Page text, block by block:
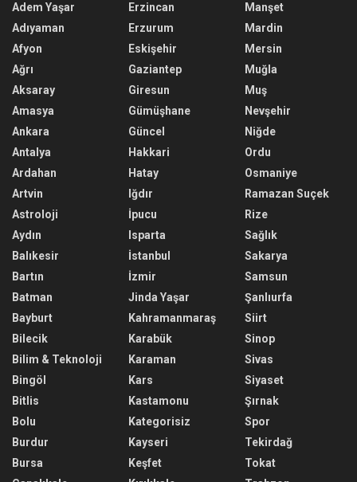
Adem Yaşar
Adıyaman
Afyon
Ağrı
Aksaray
Amasya
Ankara
Antalya
Ardahan
Artvin
Astroloji
Aydın
Balıkesir
Bartın
Batman
Bayburt
Bilecik
Bilim & Teknoloji
Bingöl
Bitlis
Bolu
Burdur
Bursa
Erzincan
Erzurum
Eskişehir
Gaziantep
Giresun
Gümüşhane
Güncel
Hakkari
Hatay
Iğdır
İpucu
Isparta
İstanbul
İzmir
Jinda Yaşar
Kahramanmaraş
Karabük
Karaman
Kars
Kastamonu
Kategorisiz
Kayseri
Keşfet
Manşet
Mardin
Mersin
Muğla
Muş
Nevşehir
Niğde
Ordu
Osmaniye
Ramazan Suçek
Rize
Sağlık
Sakarya
Samsun
Şanlıurfa
Siirt
Sinop
Sivas
Siyaset
Şırnak
Spor
Tekirdağ
Tokat